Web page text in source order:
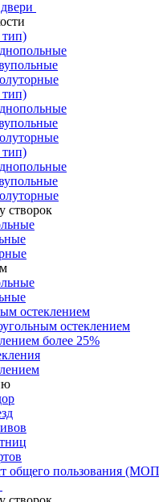
тип)
тип)
тип)
створок
остеклением
остеклением
более 25%
общего пользования